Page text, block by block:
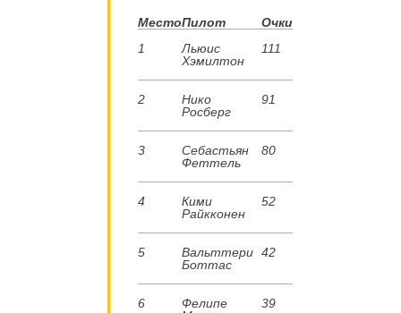
МестоПилот
Очки
1
Льюис
Хэмилтон
111
2
Нико
Росберг
91
3
Себастьян
Феттель
80
4
Кими
Райкконен
52
5
Вальттери
Боттас
42
6
Фелипе
39